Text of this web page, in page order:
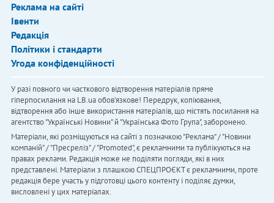
Реклама на сайті
Івенти
Редакція
Політики і стандарти
Угода конфіденційності
У разі повного чи часткового відтворення матеріалів пряме
гіперпосилання на LB.ua обов'язкове! Передрук, копіювання,
відтворення або інше використання матеріалів, що містять посилання на
агентство "Українськi Новини" й "Українська Фото Група", заборонено.
Матеріали, які розміщуються на сайті з позначкою "Реклама" / "Новини
компаній" / "Пресреліз" / "Promoted", є рекламними та публікуються на
правах реклами. Редакція може не поділяти погляди, які в них
представлені. Матеріали з плашкою СПЕЦПРОЄКТ є рекламними, проте
редакція бере участь у підготовці цього контенту і поділяє думки,
висловлені у цих матеріалах.